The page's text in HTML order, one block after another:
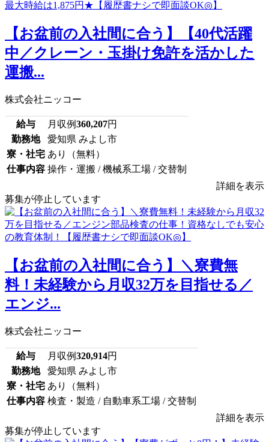
【お盆前の入社間に合う】【40代活躍
中／クレーン・玉掛け免許を活かした
運搬...
株式会社ニッコー
給与 月収例360,207円
勤務地
愛知県 みよし市
寮・社宅 あり（無料）
仕事内容 操作・運搬 / 機械系工場 / 交替制
詳細を表示
募集が停止しています
【お盆前の入社間に合う】＼寮費無
料！未経験から月収32万を目指せる／
エンジ...
株式会社ニッコー
給与 月収例320,914円
勤務地
愛知県 みよし市
寮・社宅 あり（無料）
仕事内容 検査・製造 / 自動車系工場 / 交替制
詳細を表示
募集が停止しています